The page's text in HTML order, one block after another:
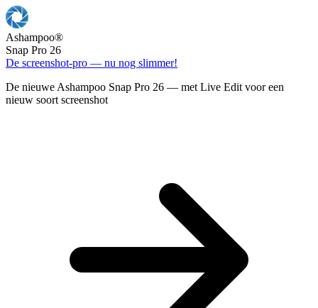
Ashampoo®
Snap Pro 26
De screenshot-pro — nu nog slimmer!
De nieuwe Ashampoo Snap Pro 26 — met Live Edit voor een
nieuw soort screenshot